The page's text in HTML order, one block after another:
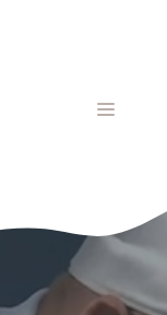
MENU